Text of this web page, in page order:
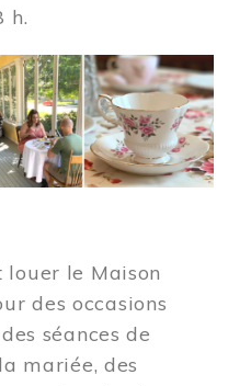
h.
louer le Maison
des occasions
séances de
mariée, des